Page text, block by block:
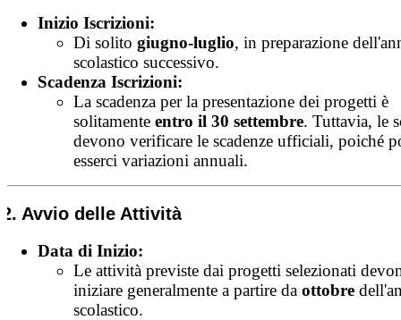
Inizio Iscrizioni:
Di solito giugno-luglio, in preparazione
scolastico successivo.
Scadenza Iscrizioni:
La scadenza per la presentazione dei progetti è
solitamente entro il 30 settembre. Tuttavia, le
devono verificare le scadenze ufficiali, poiché
esserci variazioni annuali.
2. Avvio delle Attività
Data di Inizio:
Le attività previste dai progetti selezionati
iniziare generalmente a partire da ottobre
scolastico.